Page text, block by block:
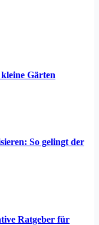
Gärten
So gelingt der
Ratgeber für